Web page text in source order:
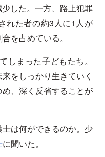
した。一方、路上犯罪
れた者の約3人に1人が
を占めている。
しまった子どもたち。
をしっかり生きていく
、深く反省することが
は何ができるのか。少
に聞いた。